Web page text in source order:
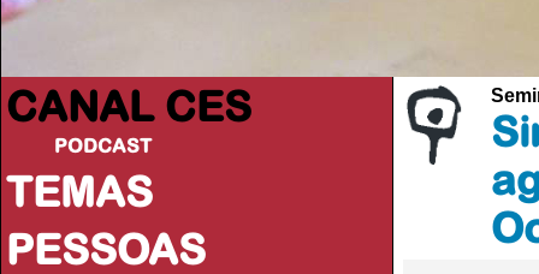
CANAL CES
PODCAST
TEMAS
PESSOAS